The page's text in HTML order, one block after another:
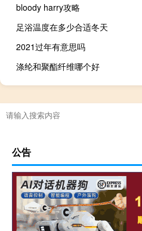
bloody harry攻略
足浴温度在多少合适冬天
2021过年有意思吗
涤纶和聚酯纤维哪个好
地道的粤语拜年词是什么
公告